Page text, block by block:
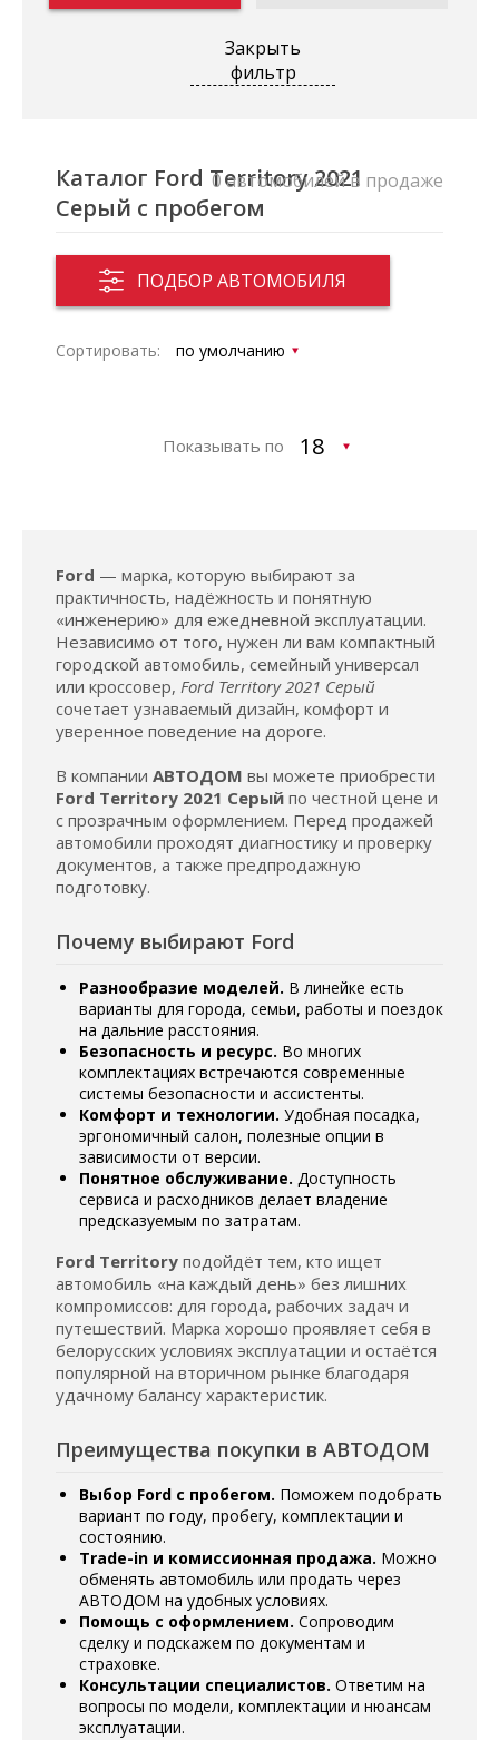
Закрыть
фильтр
Каталог Ford Territory 2021
Серый с пробегом
ПОДБОР АВТОМОБИЛЯ
0 автомобилей в продаже
Сортировать:
Показывать по
Ford — марка, которую выбирают за
практичность, надёжность и понятную
«инженерию» для ежедневной эксплуатации.
Независимо от того, нужен ли вам компактный
городской автомобиль, семейный универсал
или кроссовер, Ford Territory 2021 Серый
сочетает узнаваемый дизайн, комфорт и
уверенное поведение на дороге.
В компании АВТОДОМ вы можете приобрести
Ford Territory 2021 Серый по честной цене и
с прозрачным оформлением. Перед продажей
автомобили проходят диагностику и проверку
документов, а также предпродажную
подготовку.
Почему выбирают Ford
Разнообразие моделей. В линейке есть
варианты для города, семьи, работы и поездок
на дальние расстояния.
Безопасность и ресурс. Во многих
комплектациях встречаются современные
системы безопасности и ассистенты.
Комфорт и технологии. Удобная посадка,
эргономичный салон, полезные опции в
зависимости от версии.
Понятное обслуживание. Доступность
сервиса и расходников делает владение
предсказуемым по затратам.
Ford Territory подойдёт тем, кто ищет
автомобиль «на каждый день» без лишних
компромиссов: для города, рабочих задач и
путешествий. Марка хорошо проявляет себя в
белорусских условиях эксплуатации и остаётся
популярной на вторичном рынке благодаря
удачному балансу характеристик.
Преимущества покупки в АВТОДОМ
Выбор Ford с пробегом. Поможем подобрать
вариант по году, пробегу, комплектации и
состоянию.
Trade-in и комиссионная продажа. Можно
обменять автомобиль или продать через
АВТОДОМ на удобных условиях.
Помощь с оформлением. Сопроводим
сделку и подскажем по документам и
страховке.
Консультации специалистов. Ответим на
вопросы по модели, комплектации и нюансам
эксплуатации.